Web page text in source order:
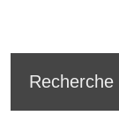
Recherche